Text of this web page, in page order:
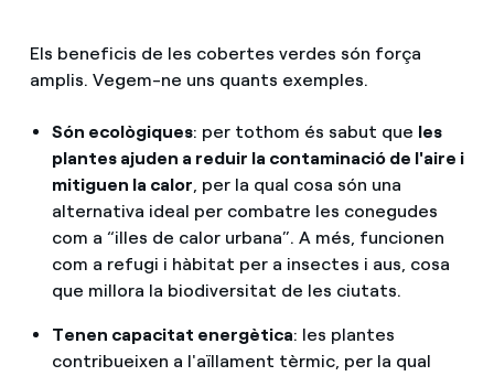
Els beneficis de les cobertes verdes són força
amplis. Vegem-ne uns quants exemples.
Són ecològiques: per tothom és sabut que les
plantes ajuden a reduir la contaminació de l'aire i
mitiguen la calor, per la qual cosa són una
alternativa ideal per combatre les conegudes
com a “illes de calor urbana”. A més, funcionen
com a refugi i hàbitat per a insectes i aus, cosa
que millora la biodiversitat de les ciutats.
Tenen capacitat energètica: les plantes
contribueixen a l'aïllament tèrmic, per la qual